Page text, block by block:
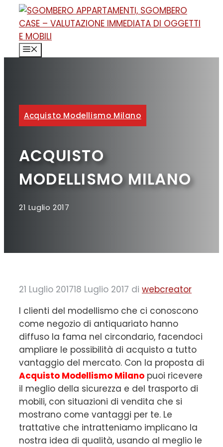
contenuto
Acquisto Modellismo Milano
ACQUISTO
MODELLISMO MILANO
21 Luglio 2017
21 Luglio 201718 Luglio 2017 di webcreator
I clienti del modellismo che ci conoscono
come negozio di antiquariato hanno
diffuso la fama nel circondario, facendoci
ampliare le possibilità di acquisto a tutto
vantaggio del mercato. Con la proposta di
Acquisto Modellismo Milano puoi ricevere
il meglio della sicurezza e del trasporto di
mobili, con situazioni di vendita che si
mostrano come vantaggi per te. Le
trattative che intratteniamo implicano la
nostra idea di qualità, usando al meglio le